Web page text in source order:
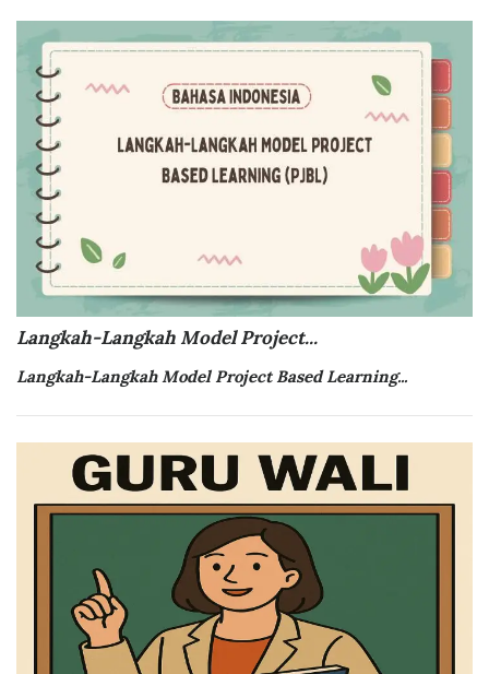
Langkah-Langkah Model Project...
Langkah-Langkah Model Project Based Learning...